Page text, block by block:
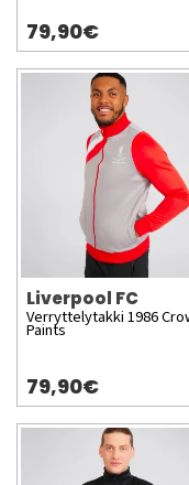
79,90€
Liverpool FC
Verryttelytakki 1986
Paints
79,90€